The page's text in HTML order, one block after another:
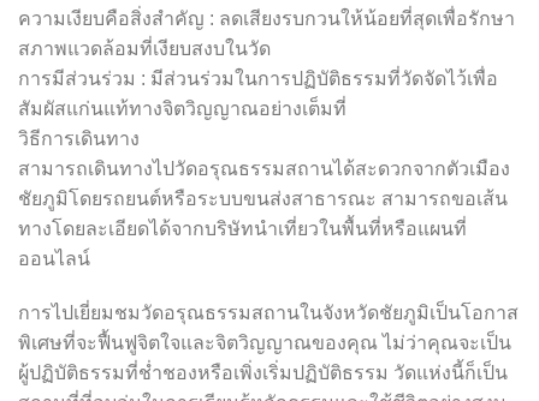
ความเงียบคือสิ่งสำคัญ : ลดเสียงรบกวนให้น้อยที่สุดเพื่อรักษา
สภาพแวดล้อมที่เงียบสงบในวัด
การมีส่วนร่วม : มีส่วนร่วมในการปฏิบัติธรรมที่วัดจัดไว้เพื่อ
สัมผัสแก่นแท้ทางจิตวิญญาณอย่างเต็มที่
วิธีการเดินทาง
สามารถเดินทางไปวัดอรุณธรรมสถานได้สะดวกจากตัวเมือง
ชัยภูมิโดยรถยนต์หรือระบบขนส่งสาธารณะ สามารถขอเส้น
ทางโดยละเอียดได้จากบริษัทนำเที่ยวในพื้นที่หรือแผนที่
ออนไลน์
การไปเยี่ยมชมวัดอรุณธรรมสถานในจังหวัดชัยภูมิเป็นโอกาส
พิเศษที่จะฟื้นฟูจิตใจและจิตวิญญาณของคุณ ไม่ว่าคุณจะเป็น
ผู้ปฏิบัติธรรมที่ช่ำชองหรือเพิ่งเริ่มปฏิบัติธรรม วัดแห่งนี้ก็เป็น